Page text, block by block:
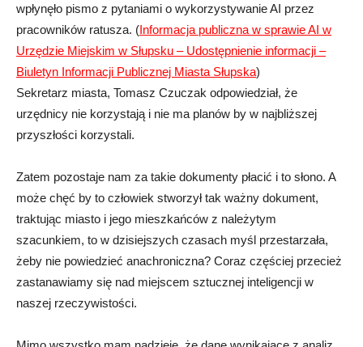
wpłynęło pismo z pytaniami o wykorzystywanie AI przez
pracowników ratusza. ( Informacja publiczna w sprawie AI w
Urzędzie Miejskim w Słupsku – Udostępnienie informacji –
Biuletyn Informacji Publicznej Miasta Słupska)
Sekretarz miasta, Tomasz Czuczak odpowiedział, że
urzędnicy nie korzystają i nie ma planów by w najbliższej
przyszłości korzystali.
Zatem pozostaje nam za takie dokumenty płacić i to słono. A
może chęć by to człowiek stworzył tak ważny dokument,
traktując miasto i jego mieszkańców z należytym
szacunkiem, to w dzisiejszych czasach myśl przestarzała,
żeby nie powiedzieć anachroniczna? Coraz częściej przecież
zastanawiamy się nad miejscem sztucznej inteligencji w
naszej rzeczywistości.